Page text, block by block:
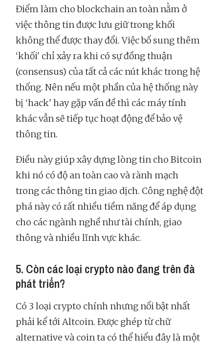
Điểm làm cho blockchain an toàn nằm ở
việc thông tin được lưu giữ trong khối
không thể được thay đổi. Việc bổ sung thêm
‘khối' chỉ xảy ra khi có sự đồng thuận
(consensus) của tất cả các nút khác trong hệ
thống. Nên nếu một phần của hệ thống này
bị ‘hack' hay gặp vấn đề thì các máy tính
khác vẫn sẽ tiếp tục hoạt động để bảo vệ
thông tin.
Điều này giúp xây dựng lòng tin cho Bitcoin
khi nó có độ an toàn cao và rành mạch
trong các thông tin giao dịch. Công nghệ đột
phá này có rất nhiều tiềm năng để áp dụng
cho các ngành nghề như tài chính, giao
thông và nhiều lĩnh vực khác.
5. Còn các loại crypto nào đang trên đà
phát triển?
Có 3 loại crypto chính nhưng nổi bật nhất
phải kể tới Altcoin. Được ghép từ chữ
alternative và coin ta có thể hiểu đây là một